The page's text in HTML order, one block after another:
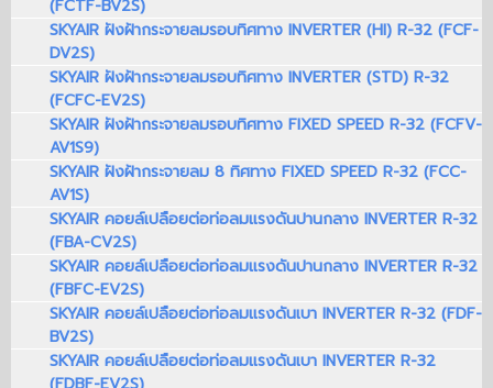
(FCTF-BV2S)
SKYAIR ฝังฝ้ากระจายลมรอบทิศทาง INVERTER (HI) R-32 (FCF-
DV2S)
SKYAIR ฝังฝ้ากระจายลมรอบทิศทาง INVERTER (STD) R-32
(FCFC-EV2S)
SKYAIR ฝังฝ้ากระจายลมรอบทิศทาง FIXED SPEED R-32 (FCFV-
AV1S9)
SKYAIR ฝังฝ้ากระจายลม 8 ทิศทาง FIXED SPEED R-32 (FCC-
AV1S)
SKYAIR คอยล์เปลือยต่อท่อลมแรงดันปานกลาง INVERTER R-32
(FBA-CV2S)
SKYAIR คอยล์เปลือยต่อท่อลมแรงดันปานกลาง INVERTER R-32
(FBFC-EV2S)
SKYAIR คอยล์เปลือยต่อท่อลมแรงดันเบา INVERTER R-32 (FDF-
BV2S)
SKYAIR คอยล์เปลือยต่อท่อลมแรงดันเบา INVERTER R-32